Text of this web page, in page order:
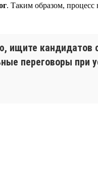
. Таким образом, процесс
ищите кандидатов
переговоры при